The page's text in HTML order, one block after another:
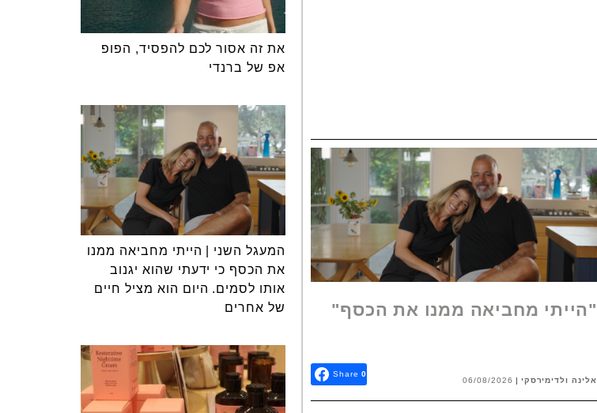
"הייתי מחביאה ממנו את הכסף"
אלינה ולדימירסקי 06/08/2026
Share 0
את זה אסור לכם להפסיד, הפופ
אפ של ברנדי
המעגל השני | הייתי מחביאה ממנו
את הכסף כי ידעתי שהוא יגנוב
אותו לסמים. היום הוא מציל חיים
של אחרים